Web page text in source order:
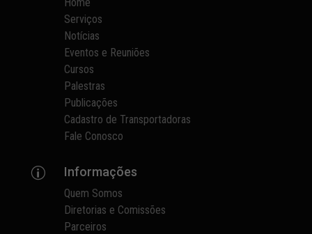
Serviços
Notícias
Eventos e Reuniões
Cursos
Palestras
Publicações
Cadastro de Transportadoras
Fale Conosco
p Informações
Quem Somos
Diretorias e Comissões
Parceiros